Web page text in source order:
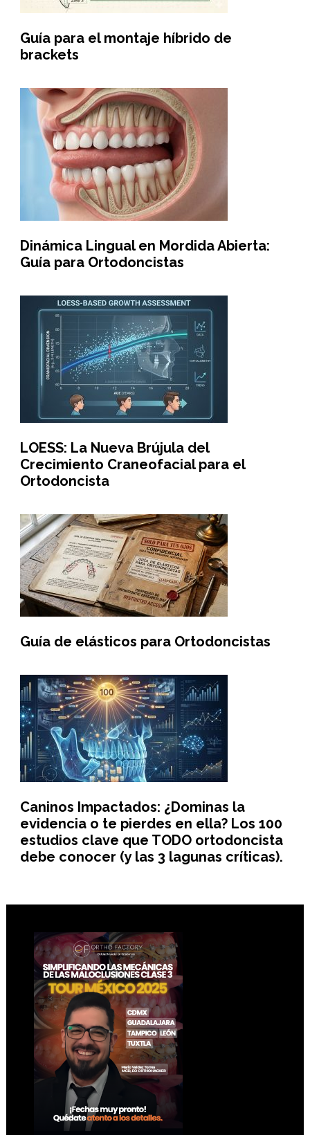
Guía para el montaje híbrido de
brackets
Dinámica Lingual en Mordida Abierta:
Guía para Ortodoncistas
LOESS: La Nueva Brújula del
Crecimiento Craneofacial para el
Ortodoncista
Guía de elásticos para Ortodoncistas
Caninos Impactados: ¿Dominas la
evidencia o te pierdes en ella? Los 100
estudios clave que TODO ortodoncista
debe conocer (y las 3 lagunas críticas).
Footer